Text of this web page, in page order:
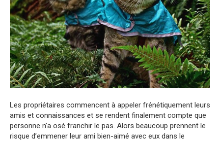
Les propriétaires commencent à appeler frénétiquement leurs
amis et connaissances et se rendent finalement compte que
personne n’a osé franchir le pas. Alors beaucoup prennent le
risque d’emmener leur ami bien-aimé avec eux dans le